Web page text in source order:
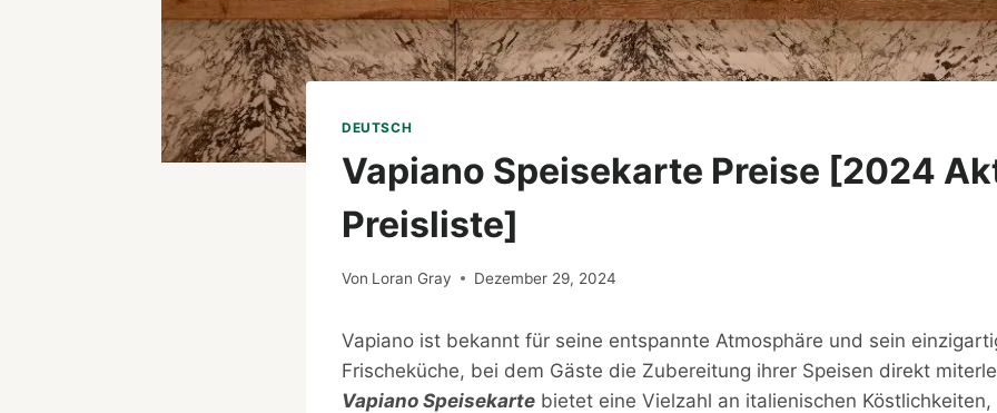
DEUTSCH
Vapiano Speisekarte Preise [2024
Preisliste]
Von Loran Gray Dezember 29, 2024
Vapiano ist bekannt für seine entspannte Atmosphäre und sein
Frischeküche, bei dem Gäste die Zubereitung ihrer Speisen direkt
Vapiano Speisekarte bietet eine Vielzahl an italienischen